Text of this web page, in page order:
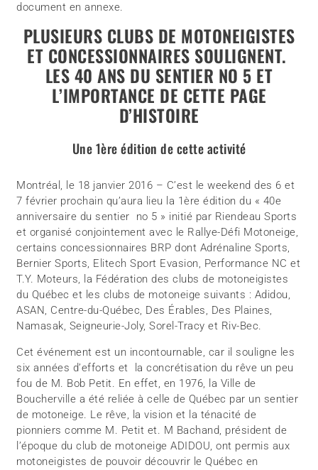
document en annexe.
PLUSIEURS CLUBS DE MOTONEIGISTES
ET CONCESSIONNAIRES SOULIGNENT.
LES 40 ANS DU SENTIER NO 5 ET
L’IMPORTANCE DE CETTE PAGE
D’HISTOIRE
Une 1ère édition de cette activité
Montréal, le 18 janvier 2016 – C’est le weekend des 6 et
7 février prochain qu’aura lieu la 1ère édition du « 40e
anniversaire du sentier no 5 » initié par Riendeau Sports
et organisé conjointement avec le Rallye-Défi Motoneige,
certains concessionnaires BRP dont Adrénaline Sports,
Bernier Sports, Elitech Sport Evasion, Performance NC et
T.Y. Moteurs, la Fédération des clubs de motoneigistes
du Québec et les clubs de motoneige suivants : Adidou,
ASAN, Centre-du-Québec, Des Érables, Des Plaines,
Namasak, Seigneurie-Joly, Sorel-Tracy et Riv-Bec.
Cet événement est un incontournable, car il souligne les
six années d’efforts et la concrétisation du rêve un peu
fou de M. Bob Petit. En effet, en 1976, la Ville de
Boucherville a été reliée à celle de Québec par un sentier
de motoneige. Le rêve, la vision et la ténacité de
pionniers comme M. Petit et. M Bachand, président de
l’époque du club de motoneige ADIDOU, ont permis aux
motoneigistes de pouvoir découvrir le Québec en